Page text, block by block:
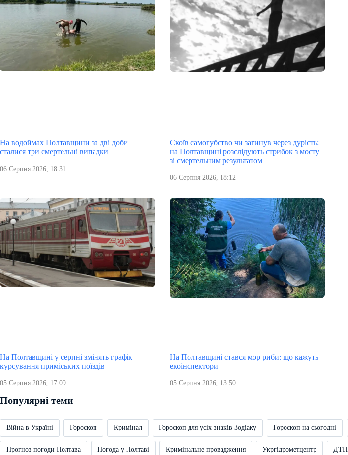
На водоймах Полтавщини за дві доби
сталися три смертельні випадки
06 Серпня 2026, 18:31
Скоїв самогубство чи загинув через дурість:
на Полтавщині розслідують стрибок з мосту
зі смертельним результатом
06 Серпня 2026, 18:12
На Полтавщині у серпні змінять графік
курсування приміських поїздів
05 Серпня 2026, 17:09
На Полтавщині стався мор риби: що кажуть
екоінспектори
05 Серпня 2026, 13:50
Популярні теми
Війна в Україні Гороскоп Кримінал Гороскоп для усіх знаків Зодіаку Гороскоп на сьогодні
Прогноз погоди Полтава Погода у Полтаві Кримінальне провадження Укргідрометцентр ДТП